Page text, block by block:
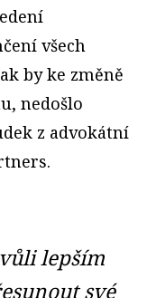
všech
by ke změně
nedošlo
z advokátní
lepším
své